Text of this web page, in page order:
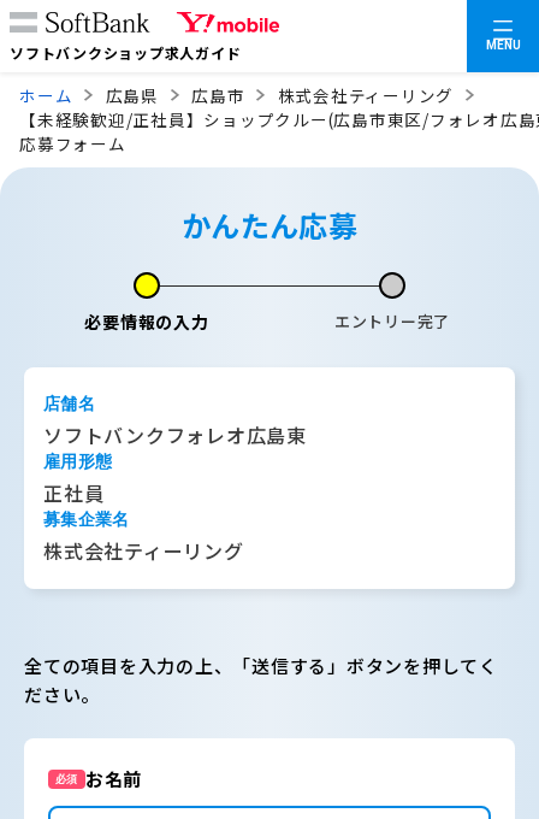
ソフトバンクショップ求人ガイド MENU
ホーム 広島県 広島市
株式会社ティーリング
【未経験歓迎/正社員】ショップクルー(広島市東区/フォレオ広
応募フォーム
かんたん応募
必要情報の入力 エントリー完了
店舗名
ソフトバンクフォレオ広島東
雇用形態
正社員
募集企業名
株式会社ティーリング
全ての項目を入力の上、「送信する」ボタンを押してく
ださい。
必須 お名前